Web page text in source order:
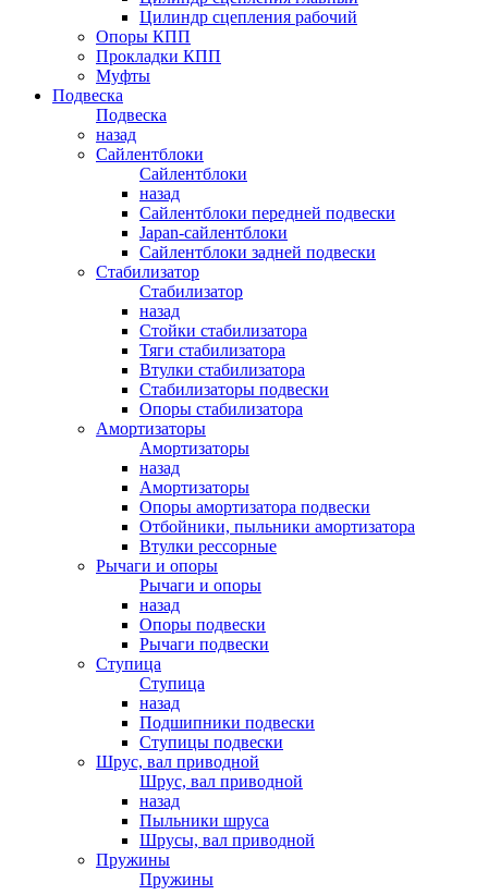
Цилиндр сцепления рабочий
Опоры КПП
Прокладки КПП
Муфты
Подвеска
Подвеска
назад
Сайлентблоки
Сайлентблоки
назад
Сайлентблоки передней подвески
Japan-сайлентблоки
Сайлентблоки задней подвески
Стабилизатор
Стабилизатор
назад
Стойки стабилизатора
Тяги стабилизатора
Втулки стабилизатора
Стабилизаторы подвески
Опоры стабилизатора
Амортизаторы
Амортизаторы
назад
Амортизаторы
Опоры амортизатора подвески
Отбойники, пыльники амортизатора
Втулки рессорные
Рычаги и опоры
Рычаги и опоры
назад
Опоры подвески
Рычаги подвески
Ступица
Ступица
назад
Подшипники подвески
Ступицы подвески
Шрус, вал приводной
Шрус, вал приводной
назад
Пыльники шруса
Шрусы, вал приводной
Пружины
Пружины